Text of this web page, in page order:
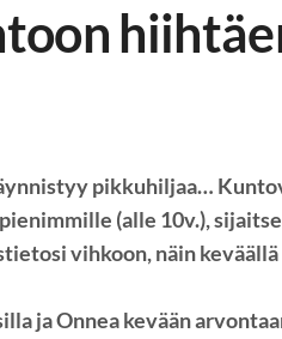
pikkuhiljaa…
(alle 10v.),
vihkoon, näin keväällä
ja Onnea kevään